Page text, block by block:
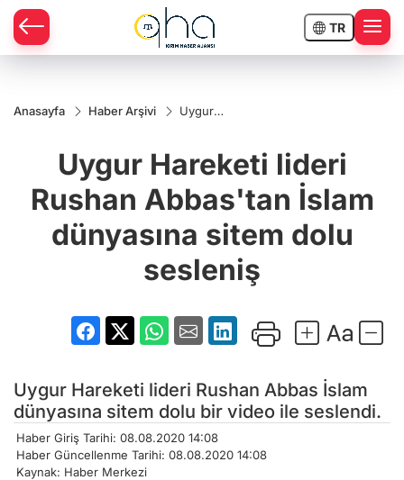
TR
Anasayfa Haber Arşivi
Uygur
Rushan
Abbas'tan
dünyasına
sitem
dolu
sesleniş
Uygur Hareketi lideri
Rushan Abbas'tan İslam
dünyasına sitem dolu
sesleniş
Uygur Hareketi lideri Rushan Abbas İslam
dünyasına sitem dolu bir video ile seslendi.
Haber Giriş Tarihi: 08.08.2020 14:08
Haber Güncellenme Tarihi: 08.08.2020 14:08
Kaynak: Haber Merkezi